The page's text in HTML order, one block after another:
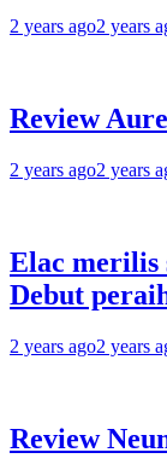
2 years ago2 years
Review
2 years ago2 years
Elac merilis
Debut
2 years ago2 years
Review